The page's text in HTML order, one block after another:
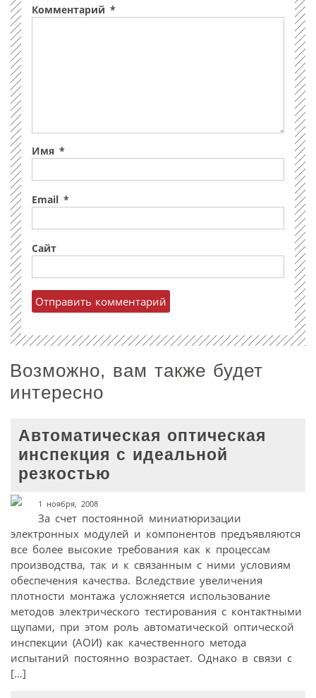
Комментарий *
Имя *
Email *
Сайт
Возможно, вам также будет
интересно
Автоматическая оптическая
инспекция с идеальной
резкостью
1 ноября, 2008
За счет постоянной миниатюризации
электронных модулей и компонентов предъявляются
все более высокие требования как к процессам
производства, так и к связанным с ними условиям
обеспечения качества. Вследствие увеличения
плотности монтажа усложняется использование
методов электрического тестирования с контактными
щупами, при этом роль автоматической оптической
инспекции (АОИ) как качественного метода
испытаний постоянно возрастает. Однако в связи с
[…]